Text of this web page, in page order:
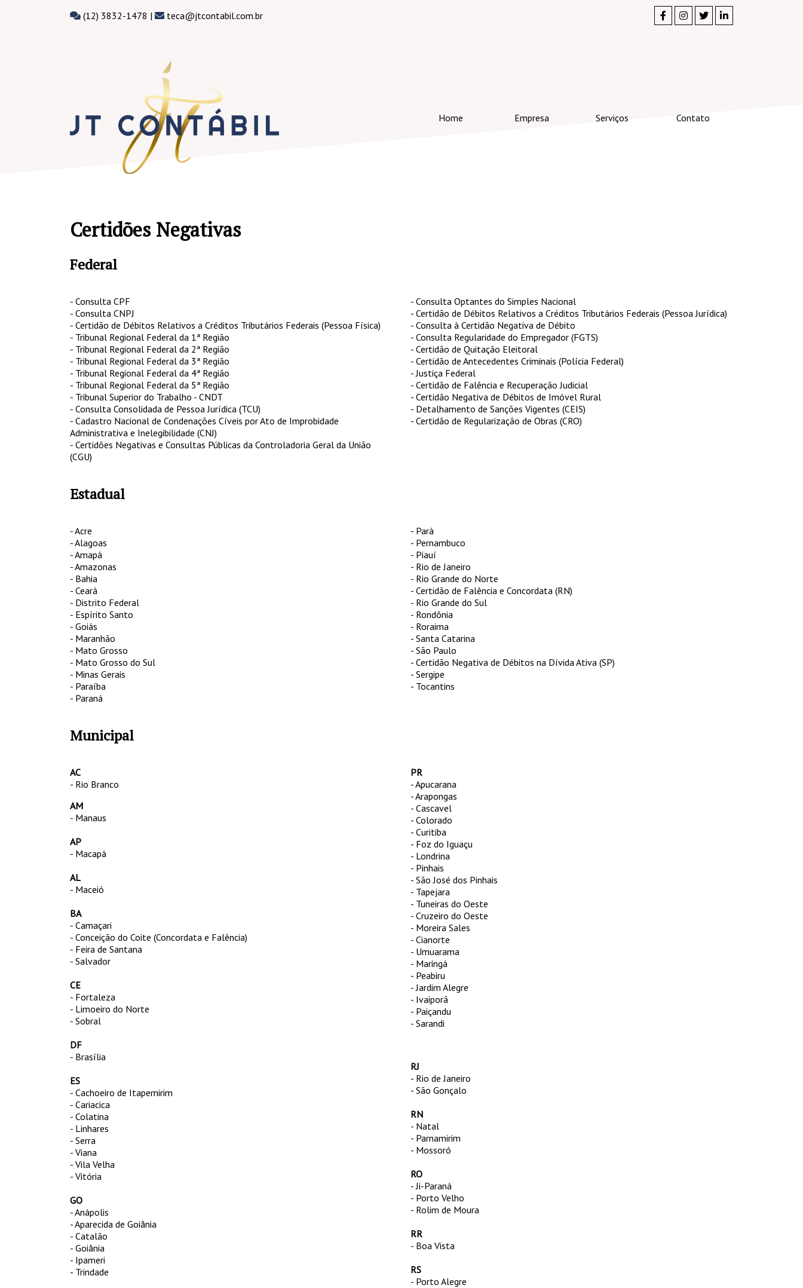
(12) 3832-1478 | teca@jtcontabil.com.br
Home Empresa Serviços Contato
Certidões Negativas
Federal
- Consulta CPF
- Consulta CNPJ
- Certidão de Débitos Relativos a Créditos Tributários Federais (Pessoa Física)
- Tribunal Regional Federal da 1ª Região
- Tribunal Regional Federal da 2ª Região
- Tribunal Regional Federal da 3ª Região
- Tribunal Regional Federal da 4ª Região
- Tribunal Regional Federal da 5ª Região
- Tribunal Superior do Trabalho - CNDT
- Consulta Consolidada de Pessoa Jurídica (TCU)
- Cadastro Nacional de Condenações Cíveis por Ato de Improbidade
Administrativa e Inelegibilidade (CNJ)
- Certidões Negativas e Consultas Públicas da Controladoria Geral da União
(CGU)
- Consulta Optantes do Simples Nacional
- Certidão de Débitos Relativos a Créditos Tributários Federais (Pessoa Jurídica)
- Consulta à Certidão Negativa de Débito
- Consulta Regularidade do Empregador (FGTS)
- Certidão de Quitação Eleitoral
- Certidão de Antecedentes Criminais (Polícia Federal)
- Justiça Federal
- Certidão de Falência e Recuperação Judicial
- Certidão Negativa de Débitos de Imóvel Rural
- Detalhamento de Sanções Vigentes (CEIS)
- Certidão de Regularização de Obras (CRO)
Estadual
- Acre
- Alagoas
- Amapá
- Amazonas
- Bahia
- Ceará
- Distrito Federal
- Espírito Santo
- Goiás
- Maranhão
- Mato Grosso
- Mato Grosso do Sul
- Minas Gerais
- Paraíba
- Paraná
- Pará
- Pernambuco
- Piauí
- Rio de Janeiro
- Rio Grande do Norte
- Certidão de Falência e Concordata (RN)
- Rio Grande do Sul
- Rondônia
- Roraima
- Santa Catarina
- São Paulo
- Certidão Negativa de Débitos na Dívida Ativa (SP)
- Sergipe
- Tocantins
Municipal
AC
- Rio Branco
AM
- Manaus
AP
- Macapá
AL
- Maceió
BA
- Camaçari
- Conceição do Coite (Concordata e Falência)
- Feira de Santana
- Salvador
CE
- Fortaleza
- Limoeiro do Norte
- Sobral
DF
- Brasília
ES
- Cachoeiro de Itapemirim
- Cariacica
- Colatina
- Linhares
- Serra
- Viana
- Vila Velha
- Vitória
GO
- Anápolis
- Aparecida de Goiânia
- Catalão
- Goiânia
- Ipameri
- Trindade
PR
- Apucarana
- Arapongas
- Cascavel
- Colorado
- Curitiba
- Foz do Iguaçu
- Londrina
- Pinhais
- São José dos Pinhais
- Tapejara
- Tuneiras do Oeste
- Cruzeiro do Oeste
- Moreira Sales
- Cianorte
- Umuarama
- Maringá
- Peabiru
- Jardim Alegre
- Ivaiporã
- Paiçandu
- Sarandi
RJ
- Rio de Janeiro
- São Gonçalo
RN
- Natal
- Parnamirim
- Mossoró
RO
- Ji-Paraná
- Porto Velho
- Rolim de Moura
RR
- Boa Vista
RS
- Porto Alegre